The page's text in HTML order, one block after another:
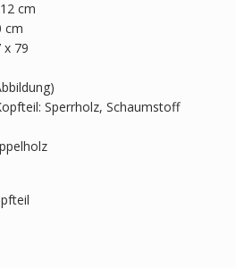
cm
cm
x 79
Sperrholz, Schaumstoff